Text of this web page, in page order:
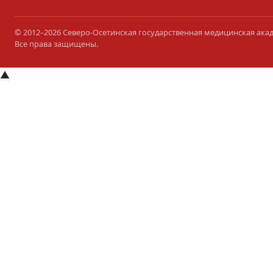
© 2012–2026 Северо-Осетинская государственная медицинская
Все права защищены.
▲